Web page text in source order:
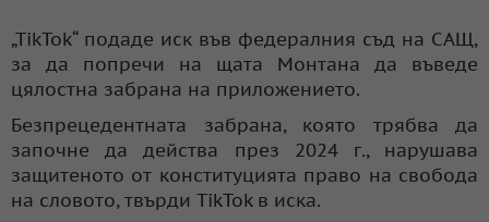
„TikTok“ подаде иск във федералния съд на САЩ,
за да попречи на щата Монтана да въведе
цялостна забрана на приложението.
Безпрецедентната забрана, която трябва да
започне да действа през 2024 г., нарушава
защитеното от конституцията право на свобода
на словото, твърди TikTok в иска.